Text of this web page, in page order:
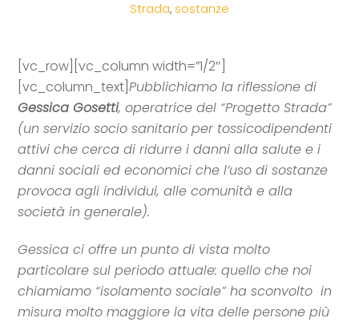
Strada, sostanze
[vc_row][vc_column width=”1/2″]
[vc_column_text]Pubblichiamo la riflessione di
Gessica Gosetti, operatrice del “Progetto Strada”
(un servizio socio sanitario per tossicodipendenti
attivi che cerca di ridurre i danni alla salute e i
danni sociali ed economici che l’uso di sostanze
provoca agli individui, alle comunità e alla
società in generale).
Gessica ci offre un punto di vista molto
particolare sul periodo attuale: quello che noi
chiamiamo “isolamento sociale” ha sconvolto in
misura molto maggiore la vita delle persone più